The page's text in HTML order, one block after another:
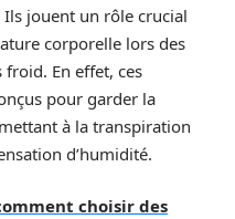
jouent un rôle crucial
corporelle lors des
En effet, ces
pour garder la
à la transpiration
d’humidité.
choisir des